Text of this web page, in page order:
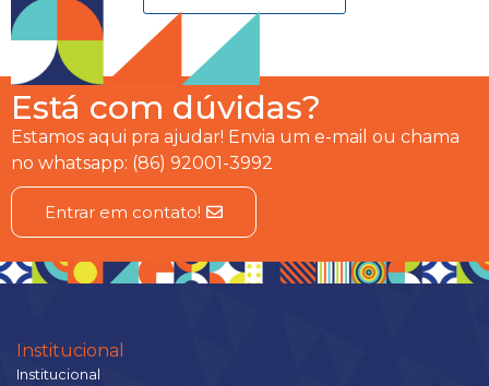
Está com dúvidas?
Estamos aqui pra ajudar! Envia um e-mail ou chama
no whatsapp: (86) 92001-3992
Entrar em contato!
Institucional
Institucional